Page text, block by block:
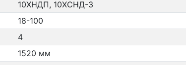
10ХНДП, 10ХСНД-3
18-100
4
1520 мм